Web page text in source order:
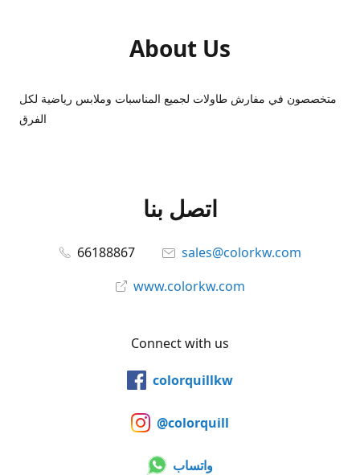
About Us
متخصصون في مفارش طاولات لجميع المناسبات وملابس رياضية لكل
الفرق
اتصل بنا
66188867
sales@colorkw.com
www.colorkw.com
Connect with us
colorquillkw
@colorquill
واتساب